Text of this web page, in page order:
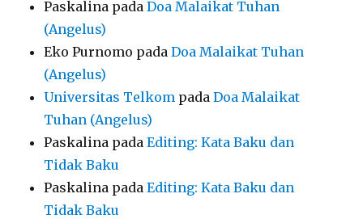
Paskalina padaDoa Malaikat Tuhan
(Angelus)
Eko Purnomo padaDoa Malaikat Tuhan
(Angelus)
Universitas Telkom padaDoa Malaikat
Tuhan (Angelus)
Paskalina padaEditing: Kata Baku dan
Tidak Baku
Paskalina padaEditing: Kata Baku dan
Tidak Baku